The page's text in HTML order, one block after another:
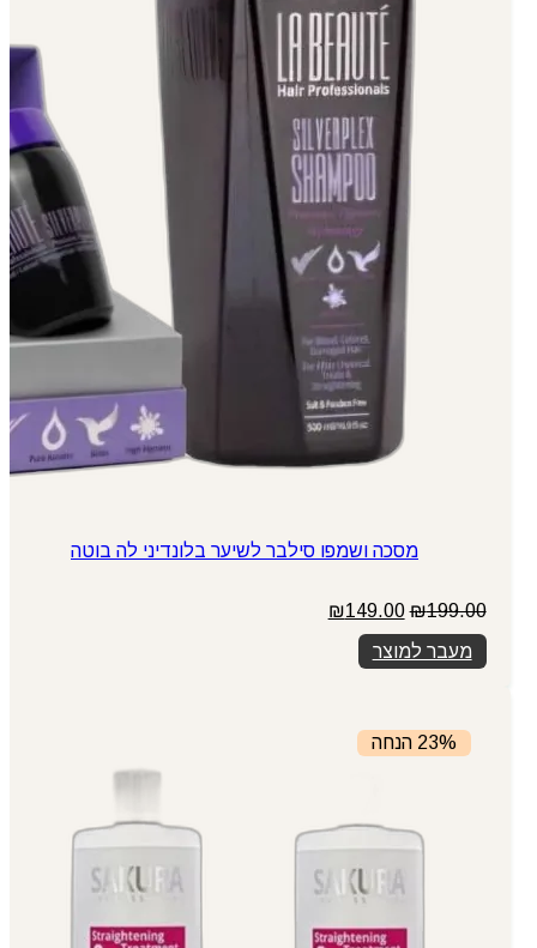
מסכה ושמפו סילבר לשיער בלונדיני לה בוטה
₪199.00
המחיר
המקורי
היה:
₪199.00.
₪149.00
מעבר למוצר
23% הנחה